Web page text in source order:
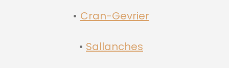
Cran-Gevrier
Sallanches